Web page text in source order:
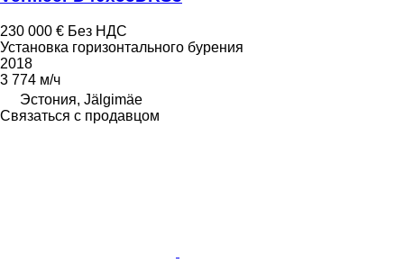
230 000 € Без НДС
Установка горизонтального бурения
2018
3 774 м/ч
Эстония, Jälgimäe
Связаться с продавцом